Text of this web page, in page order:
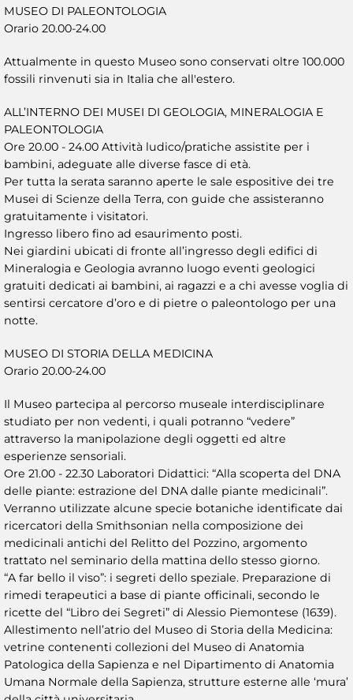
MUSEO DI PALEONTOLOGIA
Orario 20.00-24.00
Attualmente in questo Museo sono conservati oltre 100.000
fossili rinvenuti sia in Italia che all'estero.
ALL’INTERNO DEI MUSEI DI GEOLOGIA, MINERALOGIA E
PALEONTOLOGIA
Ore 20.00 - 24.00 Attività ludico/pratiche assistite per i
bambini, adeguate alle diverse fasce di età.
Per tutta la serata saranno aperte le sale espositive dei tre
Musei di Scienze della Terra, con guide che assisteranno
gratuitamente i visitatori.
Ingresso libero fino ad esaurimento posti.
Nei giardini ubicati di fronte all’ingresso degli edifici di
Mineralogia e Geologia avranno luogo eventi geologici
gratuiti dedicati ai bambini, ai ragazzi e a chi avesse voglia di
sentirsi cercatore d’oro e di pietre o paleontologo per una
notte.
MUSEO DI STORIA DELLA MEDICINA
Orario 20.00-24.00
Il Museo partecipa al percorso museale interdisciplinare
studiato per non vedenti, i quali potranno “vedere”
attraverso la manipolazione degli oggetti ed altre
esperienze sensoriali.
Ore 21.00 - 22.30 Laboratori Didattici: “Alla scoperta del DNA
delle piante: estrazione del DNA dalle piante medicinali”.
Verranno utilizzate alcune specie botaniche identificate dai
ricercatori della Smithsonian nella composizione dei
medicinali antichi del Relitto del Pozzino, argomento
trattato nel seminario della mattina dello stesso giorno.
“A far bello il viso”: i segreti dello speziale. Preparazione di
rimedi terapeutici a base di piante officinali, secondo le
ricette del “Libro dei Segreti” di Alessio Piemontese (1639).
Allestimento nell’atrio del Museo di Storia della Medicina:
vetrine contenenti collezioni del Museo di Anatomia
Patologica della Sapienza e nel Dipartimento di Anatomia
Umana Normale della Sapienza, strutture esterne alle ‘mura’